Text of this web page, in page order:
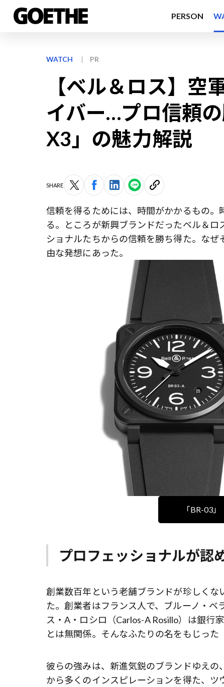
PERSON
WATCH PR
【ベル＆ロス】空
イバー…プロ信頼
X3」の魅力解説
SHARE
信頼を得るためには、時間がかかるもの
る。ところが新興ブランドだったベル＆
ショナルたちからの信頼を勝ち得た。な
由な発想にあった。
「BR-03
プロフェッショナルが認
創業数百年という老舗ブランドが珍しくな
た。創業者はフランス人で、ブルーノ・ベ
ス・A・ロシロ（Carlos-A Rosillo）は銀行
とは無関係。そんなふたりの名をもじった
彼らの強みは、新進気鋭のブランドゆえ
から多くのインスピレーションを得た、